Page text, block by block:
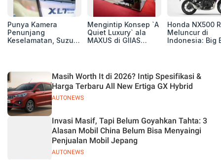
Punya Kamera
Penunjang
Keselamatan, Suzuki
Mengintip Konsep `A
Quiet Luxury` ala
MAXUS di GIIAS
Honda NX500
Meluncur di
Indonesia: Big
Juta
AUTONEWS
Masih Worth It di 2026? Intip Spesifikasi &
Harga Terbaru All New Ertiga GX Hybrid
AUTONEWS
Invasi Masif, Tapi Belum Goyahkan Tahta: 3
Alasan Mobil China Belum Bisa Menyaingi
Penjualan Mobil Jepang